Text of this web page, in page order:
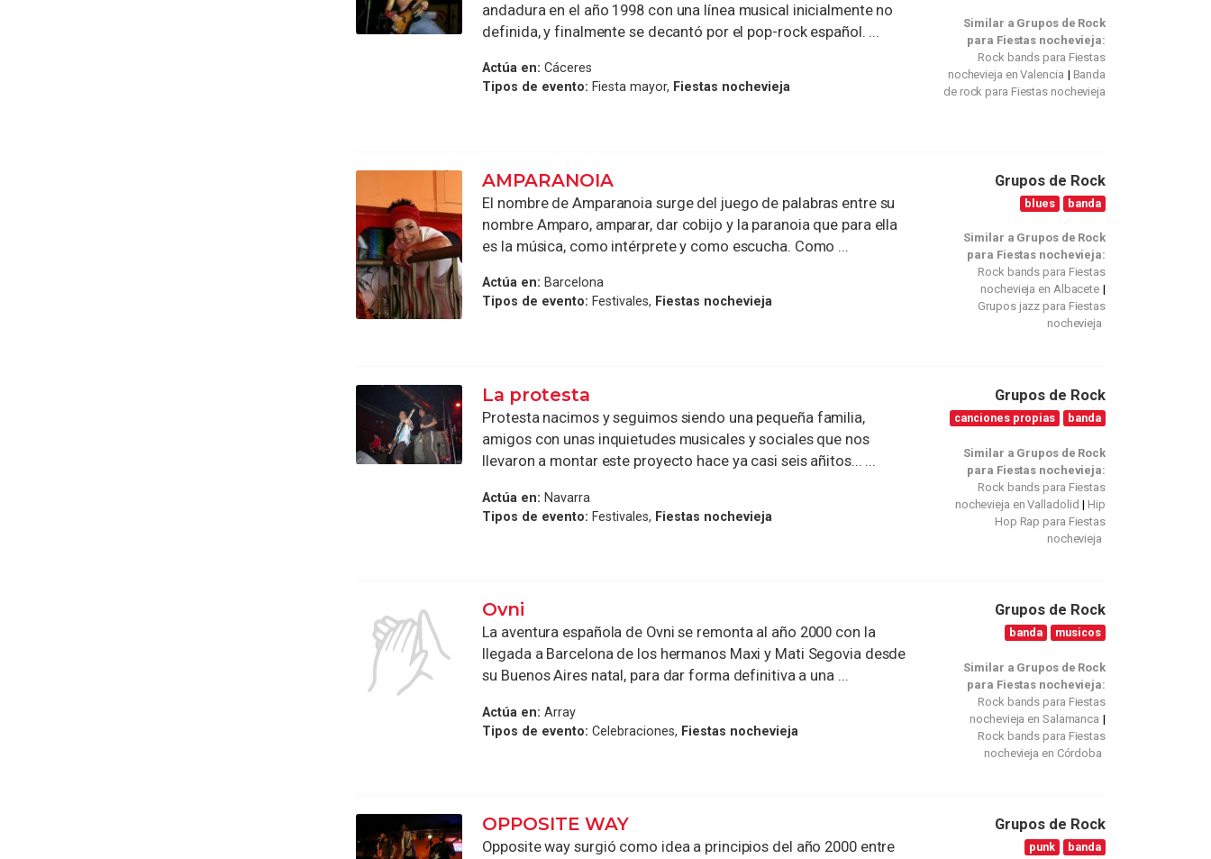
andadura en el año 1998 con una línea musical inicialmente no
definida, y finalmente se decantó por el pop-rock español. ...
Actúa en: Cáceres
Tipos de evento: Fiesta mayor, Fiestas nochevieja
Similar a Grupos de Rock
para Fiestas nochevieja:
Rock bands para Fiestas
nochevieja en Valencia
Banda
de rock para Fiestas nochevieja
AMPARANOIA
El nombre de Amparanoia surge del juego de palabras entre su
nombre Amparo, amparar, dar cobijo y la paranoia que para ella
es la música, como intérprete y como escucha. Como ...
Actúa en: Barcelona
Tipos de evento: Festivales, Fiestas nochevieja
Grupos de Rock
blues banda
Similar a Grupos de Rock
para Fiestas nochevieja:
Rock bands para Fiestas
nochevieja en Albacete
Grupos jazz para Fiestas
nochevieja
La protesta
Protesta nacimos y seguimos siendo una pequeña familia,
amigos con unas inquietudes musicales y sociales que nos
llevaron a montar este proyecto hace ya casi seis añitos... ...
Actúa en: Navarra
Tipos de evento: Festivales, Fiestas nochevieja
Grupos de Rock
canciones propias banda
Similar a Grupos de Rock
para Fiestas nochevieja:
Rock bands para Fiestas
nochevieja en Valladolid
Hip
Hop Rap para Fiestas
nochevieja
Ovni
La aventura española de Ovni se remonta al año 2000 con la
llegada a Barcelona de los hermanos Maxi y Mati Segovia desde
su Buenos Aires natal, para dar forma definitiva a una ...
Actúa en: Array
Tipos de evento: Celebraciones, Fiestas nochevieja
Grupos de Rock
banda musicos
Similar a Grupos de Rock
para Fiestas nochevieja:
Rock bands para Fiestas
nochevieja en Salamanca
Rock bands para Fiestas
nochevieja en Córdoba
OPPOSITE WAY
Opposite way surgió como idea a principios del año 2000 entre
Grupos de Rock
punk banda